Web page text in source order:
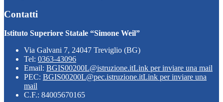
Contatti
Istituto Superiore Statale “Simone Weil”
Via Galvani 7, 24047 Treviglio (BG)
Tel: 0363-43096
Email: BGIS00200L@istruzione.itLink per inviare una mail
PEC: BGIS00200L@pec.istruzione.itLink per inviare una
mail
C.F.: 84005670165